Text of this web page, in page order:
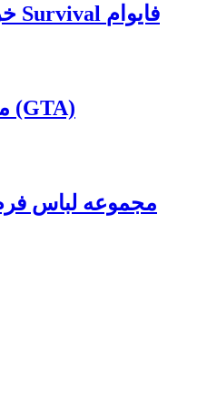
خرید سورس اختصاصی Survival فایوام
مپ فارسی ساز فایوام (GTA)